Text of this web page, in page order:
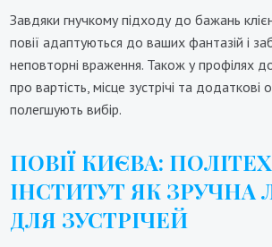
Завдяки гнучкому підходу до бажань
повії адаптуються до ваших фантазій і
неповторні враження. Також у профілях
про вартість, місце зустрічі та додаткові
полегшують вибір.
ПОВІЇ КИЄВА:
ІНСТИТУТ ЯК ЗРУЧНА
ДЛЯ ЗУСТРІЧЕЙ